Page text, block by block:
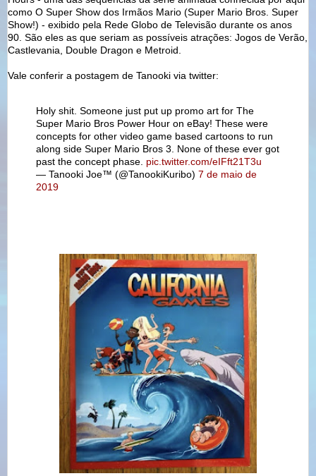
como O Super Show dos Irmãos Mario (Super Mario Bros. Super
Show!) - exibido pela Rede Globo de Televisão durante os anos
90. São eles as que seriam as possíveis atrações: Jogos de Verão,
Castlevania, Double Dragon e Metroid.
Vale conferir a postagem de Tanooki via twitter:
Holy shit. Someone just put up promo art for The
Super Mario Bros Power Hour on eBay! These were
concepts for other video game based cartoons to run
along side Super Mario Bros 3. None of these ever got
past the concept phase. pic.twitter.com/eIFft21T3u
— Tanooki Joe™️ (@TanookiKuribo) 7 de maio de
2019